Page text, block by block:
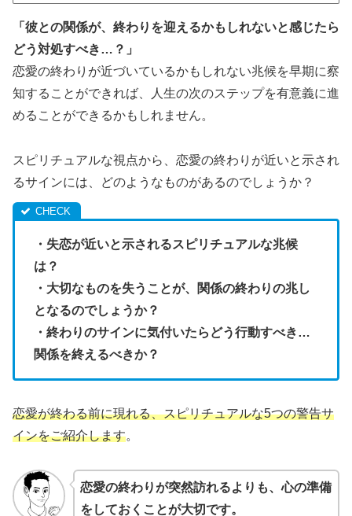
「彼との関係が、終わりを迎えるかもしれないと感じたら
どう対処すべき…？」
恋愛の終わりが近づいているかもしれない兆候を早期に察
知することができれば、人生の次のステップを有意義に進
めることができるかもしれません。
スピリチュアルな視点から、恋愛の終わりが近いと示され
るサインには、どのようなものがあるのでしょうか？
・失恋が近いと示されるスピリチュアルな兆候
は？
・大切なものを失うことが、関係の終わりの兆し
となるのでしょうか？
・終わりのサインに気付いたらどう行動すべき…
関係を終えるべきか？
恋愛が終わる前に現れる、スピリチュアルな5つの警告サ
インをご紹介します。
恋愛の終わりが突然訪れるよりも、心の準備
をしておくことが大切です。